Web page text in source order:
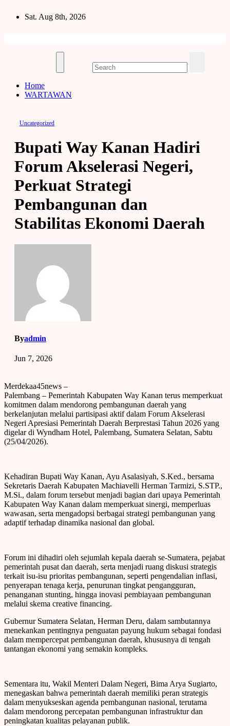
Sat. Aug 8th, 2026
Home
WARTAWAN
Uncategorized
Bupati Way Kanan Hadiri
Forum Akselerasi Negeri,
Perkuat Strategi
Pembangunan dan
Stabilitas Ekonomi Daerah
Byadmin
Jun 7, 2026
Merdekaa45news –
Palembang – Pemerintah Kabupaten Way Kanan terus memperkuat
komitmen dalam mendorong pembangunan daerah yang
berkelanjutan melalui partisipasi aktif dalam Forum Akselerasi
Negeri Apresiasi Pemerintah Daerah Berprestasi Tahun 2026 yang
digelar di Wyndham Hotel, Palembang, Sumatera Selatan, Sabtu
(25/04/2026).
Kehadiran Bupati Way Kanan, Ayu Asalasiyah, S.Ked., bersama
Sekretaris Daerah Kabupaten Machiavelli Herman Tarmizi, S.STP.,
M.Si., dalam forum tersebut menjadi bagian dari upaya Pemerintah
Kabupaten Way Kanan dalam memperkuat sinergi, memperluas
wawasan, serta mengadopsi berbagai strategi pembangunan yang
adaptif terhadap dinamika nasional dan global.
Forum ini dihadiri oleh sejumlah kepala daerah se-Sumatera, pejabat
pemerintah pusat dan daerah, serta menjadi ruang diskusi strategis
terkait isu-isu prioritas pembangunan, seperti pengendalian inflasi,
penyerapan tenaga kerja, penurunan tingkat pengangguran,
penanganan stunting, hingga inovasi pembiayaan pembangunan
melalui skema creative financing.
Gubernur Sumatera Selatan, Herman Deru, dalam sambutannya
menekankan pentingnya penguatan payung hukum sebagai fondasi
dalam mempercepat pembangunan daerah, khususnya di tengah
tantangan ekonomi yang semakin kompleks.
Sementara itu, Wakil Menteri Dalam Negeri, Bima Arya Sugiarto,
menegaskan bahwa pemerintah daerah memiliki peran strategis
dalam menyukseskan agenda pembangunan nasional, terutama
dalam mendorong percepatan pembangunan infrastruktur dan
peningkatan kualitas pelayanan publik.